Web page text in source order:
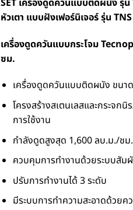
หัวเตา แบบฝังเฟอร์นิเจอร์ รุ่น
เครื่องดูดควันแบบกระโจม
ซม.
เครื่องดูดควันแบบติดผนัง ขนา
โครงสร้างสเตนเลสและกระจ
การใช้งาน
กำลังดูดสูงสุด 1,600 ลบ.ม./ชม.
ควบคุมการทำงานด้วยระบบสัม
ปรับการทำงานได้ 3 ระดับ
มีระบบการทำความสะอาดด้วยค